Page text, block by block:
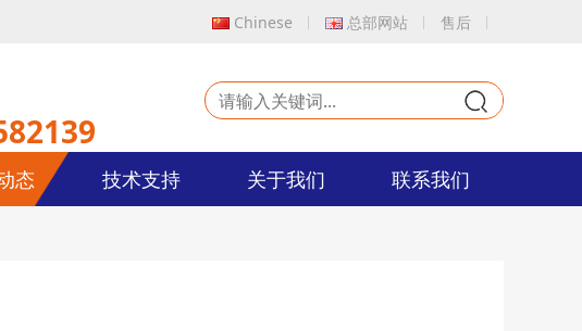
Chinese 总部网站 售后
态 技术支持 关于我们 联系我们